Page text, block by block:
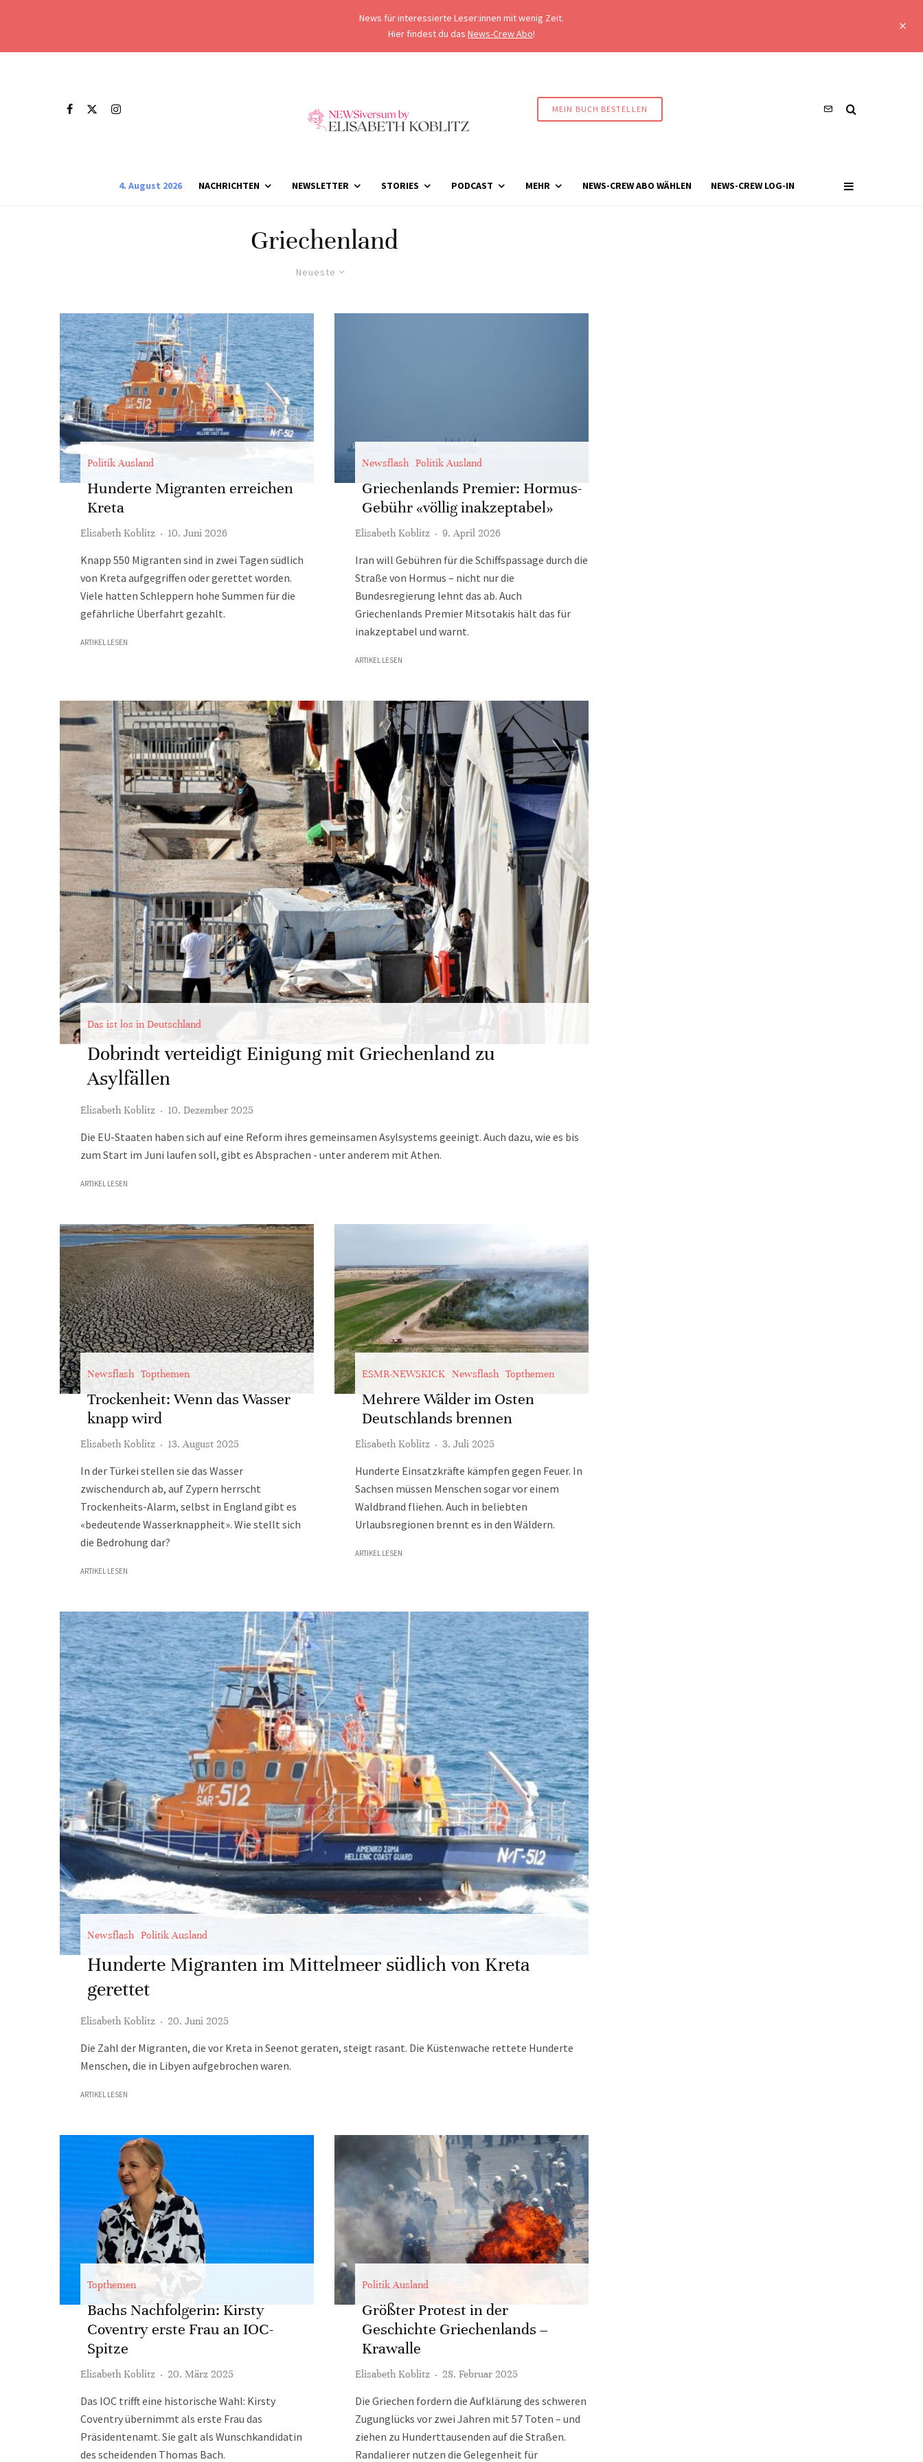
News für interessierte Leser:innen mit wenig Zeit.
Hier findest du das News-Crew Abo!
MEIN BUCH BESTELLEN
4. August 2026 NACHRICHTEN NEWSLETTER STORIES PODCAST MEHR NEWS-CREW ABO WÄHLEN NEWS-CREW LOG-IN
Griechenland
Neueste
Politik Ausland
Hunderte Migranten erreichen
Kreta
Elisabeth Koblitz · 10. Juni 2026
Knapp 550 Migranten sind in zwei Tagen südlich
von Kreta aufgegriffen oder gerettet worden.
Viele hatten Schleppern hohe Summen für die
gefährliche Überfahrt gezahlt.
ARTIKEL LESEN
Newsflash Politik Ausland
Griechenlands Premier: Hormus-
Gebühr «völlig inakzeptabel»
Elisabeth Koblitz · 9. April 2026
Iran will Gebühren für die Schiffspassage durch die
Straße von Hormus – nicht nur die
Bundesregierung lehnt das ab. Auch
Griechenlands Premier Mitsotakis hält das für
inakzeptabel und warnt.
ARTIKEL LESEN
Das ist los in Deutschland
Dobrindt verteidigt Einigung mit Griechenland zu
Asylfällen
Elisabeth Koblitz · 10. Dezember 2025
Die EU-Staaten haben sich auf eine Reform ihres gemeinsamen Asylsystems geeinigt. Auch dazu, wie es bis
zum Start im Juni laufen soll, gibt es Absprachen - unter anderem mit Athen.
ARTIKEL LESEN
Newsflash Topthemen
Trockenheit: Wenn das Wasser
knapp wird
Elisabeth Koblitz · 13. August 2025
In der Türkei stellen sie das Wasser
zwischendurch ab, auf Zypern herrscht
Trockenheits-Alarm, selbst in England gibt es
«bedeutende Wasserknappheit». Wie stellt sich
die Bedrohung dar?
ARTIKEL LESEN
ESMR-NEWSKICK Newsflash Topthemen
Mehrere Wälder im Osten
Deutschlands brennen
Elisabeth Koblitz · 3. Juli 2025
Hunderte Einsatzkräfte kämpfen gegen Feuer. In
Sachsen müssen Menschen sogar vor einem
Waldbrand fliehen. Auch in beliebten
Urlaubsregionen brennt es in den Wäldern.
ARTIKEL LESEN
Newsflash Politik Ausland
Hunderte Migranten im Mittelmeer südlich von Kreta
gerettet
Elisabeth Koblitz · 20. Juni 2025
Die Zahl der Migranten, die vor Kreta in Seenot geraten, steigt rasant. Die Küstenwache rettete Hunderte
Menschen, die in Libyen aufgebrochen waren.
ARTIKEL LESEN
Topthemen
Bachs Nachfolgerin: Kirsty
Coventry erste Frau an IOC-
Spitze
Elisabeth Koblitz · 20. März 2025
Das IOC trifft eine historische Wahl: Kirsty
Coventry übernimmt als erste Frau das
Präsidentenamt. Sie galt als Wunschkandidatin
des scheidenden Thomas Bach.
Politik Ausland
Größter Protest in der
Geschichte Griechenlands –
Krawalle
Elisabeth Koblitz · 28. Februar 2025
Die Griechen fordern die Aufklärung des schweren
Zugunglücks vor zwei Jahren mit 57 Toten – und
ziehen zu Hunderttausenden auf die Straßen.
Randalierer nutzen die Gelegenheit für